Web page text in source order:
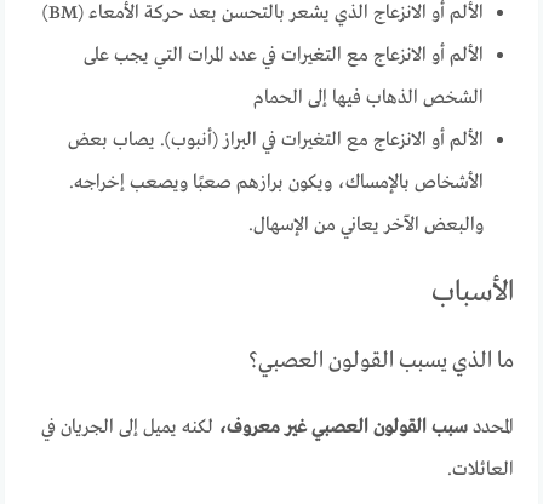
الألم أو الانزعاج الذي يشعر بالتحسن بعد حركة الأمعاء (BM)
الألم أو الانزعاج مع التغيرات في عدد المرات التي يجب على
الشخص الذهاب فيها إلى الحمام
الألم أو الانزعاج مع التغيرات في البراز (أنبوب). يصاب بعض
الأشخاص بالإمساك، ويكون برازهم صعبًا ويصعب إخراجه.
والبعض الآخر يعاني من الإسهال.
الأسباب
ما الذي يسبب القولون العصبي؟
المحددسبب القولون العصبي غير معروف، لكنه يميل إلى الجريان في
العائلات.